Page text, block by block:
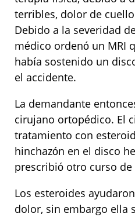
terribles, dolor de
Debido a la severidad
médico ordenó un MRI
había sostenido un
el accidente.
La demandante
cirujano ortopédico. El
tratamiento con
hinchazón en el disco
prescribió otro curso de
Los esteroides
dolor, sin embargo ella